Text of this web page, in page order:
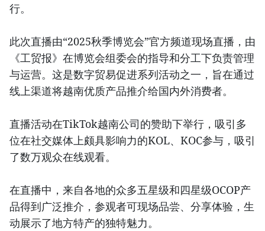
行。
此次直播由“2025秋季博览会”官方频道现场直播，由
《工贸报》在博览会组委会的指导和分工下负责管理
与运营。这是数字贸易促进系列活动之一，旨在通过
线上渠道将越南优质产品推介给国内外消费者。
直播活动在TikTok越南公司的赞助下举行，吸引多
位在社交媒体上颇具影响力的KOL、KOC参与，吸引
了数万观众在线观看。
在直播中，来自各地的众多五星级和四星级OCOP产
品得到广泛推介，参观者可现场品尝、分享体验，生
动展示了地方特产的独特魅力。